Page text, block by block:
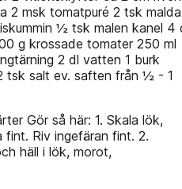
2 msk tomatpuré 2 tsk malda
½ tsk malen kanel 4
g krossade tomater 250 ml
2 dl vatten 1 burk
tsk salt ev. saften från ½ - 1
Gör så här: 1. Skala lök,
Riv ingefäran fint. 2.
häll i lök, morot,